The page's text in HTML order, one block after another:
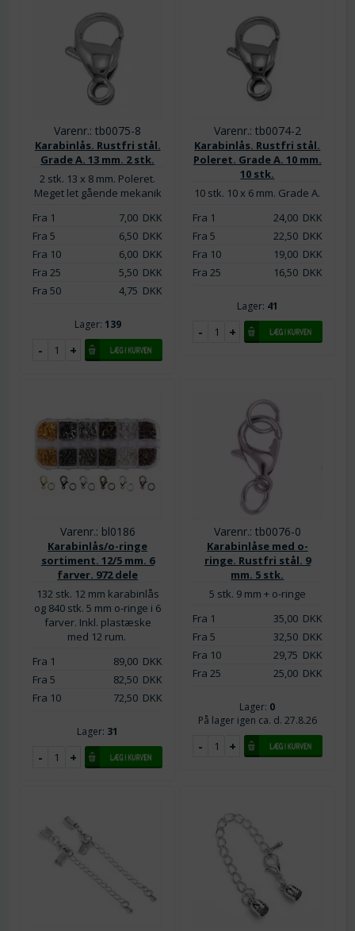
Varenr.: tb0075-8
Karabinlås. Rustfri stål.
Grade A. 13 mm. 2 stk.
2 stk. 13 x 8 mm. Poleret.
Meget let gående mekanik
Fra 1
7,00DKK
Fra 5
6,50DKK
Fra 10
6,00DKK
Fra 25
5,50DKK
Fra 50
4,75 DKK
Lager: 139
Varenr.: tb0074-2
Karabinlås. Rustfri stål.
Poleret. Grade A. 10 mm.
10 stk.
10 stk. 10 x 6 mm. Grade A.
Fra 1
24,00DKK
Fra 5
22,50DKK
Fra 10
19,00DKK
Fra 25
16,50DKK
Lager: 41
Varenr.: bl0186
Karabinlås/o-ringe
sortiment. 12/5 mm. 6
farver. 972 dele
132 stk. 12 mm karabinlås
og 840 stk. 5 mm o-ringe i 6
farver. Inkl. plastæske
med 12 rum.
Fra 1
89,00DKK
Fra 5
82,50DKK
Fra 10
72,50DKK
Lager: 31
Varenr.: tb0076-0
Karabinlåse med o-
ringe. Rustfri stål. 9
mm. 5 stk.
5 stk. 9 mm + o-ringe
Fra 1
35,00DKK
Fra 5
32,50DKK
Fra 10
29,75 DKK
Fra 25
25,00DKK
Lager: 0
På lager igen ca. d. 27.8.26